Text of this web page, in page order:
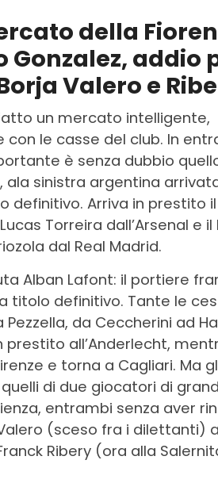
della
Gonzalez, addio
Valero e
un mercato intelligente,
le casse del club. In
è senza dubbio
ala sinistra argentina
definitivo. Arriva in prestito il
Torreira dall’Arsenal e
dal Real Madrid.
Alban Lafont: il portiere
titolo definitivo. Tante le
Pezzella, da Ceccherini ad
prestito all’Anderlecht,
e torna a Cagliari. Ma
di due giocatori di
entrambi senza aver
(sceso fra i dilettanti)
Ribery (ora alla